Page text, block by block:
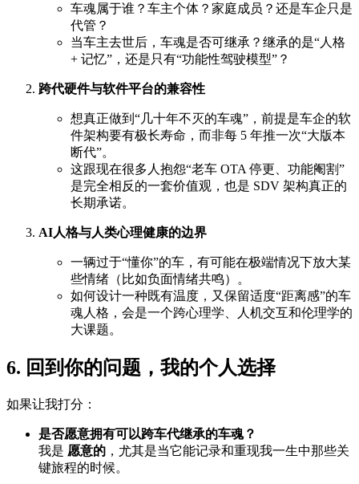
车魂属于谁？车主个体？家庭成员？还是车企只是
代管？
当车主去世后，车魂是否可继承？继承的是“人格
+ 记忆”，还是只有“功能性驾驶模型”？
跨代硬件与软件平台的兼容性
想真正做到“几十年不灭的车魂”，前提是车企的软
件架构要有极长寿命，而非每 5 年推一次“大版本
断代”。
这跟现在很多人抱怨“老车 OTA 停更、功能阉割”
是完全相反的一套价值观，也是 SDV 架构真正的
长期承诺。
AI人格与人类心理健康的边界
一辆过于“懂你”的车，有可能在极端情况下放大某
些情绪（比如负面情绪共鸣）。
如何设计一种既有温度，又保留适度“距离感”的车
魂人格，会是一个跨心理学、人机交互和伦理学的
大课题。
6. 回到你的问题，我的个人选择
如果让我打分：
是否愿意拥有可以跨车代继承的车魂？
我是 愿意的 ，尤其是当它能记录和重现我一生中那些关
键旅程的时候。